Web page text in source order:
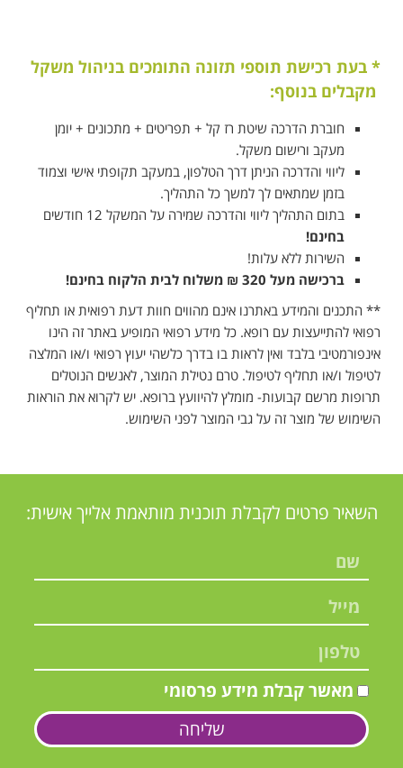
* בעת רכישת תוספי תזונה התומכים בניהול משקל
מקבלים בנוסף:
חוברת הדרכה שיטת רז קל + תפריטים + מתכונים + יומן
מעקב ורישום משקל.
ליווי והדרכה הניתן דרך הטלפון, במעקב תקופתי אישי וצמוד
בזמן שמתאים לך למשך כל התהליך.
בתום התהליך ליווי והדרכה שמירה על המשקל 12 חודשים
בחינם!
השירות ללא עלות!
ברכישה מעל 320
₪ משלוח לבית הלקוח בחינם!
** התכנים והמידע באתרנו אינם מהווים חוות דעת רפואית או תחליף
רפואי להתייעצות עם רופא. כל מידע רפואי המופיע באתר זה הינו
אינפורמטיבי בלבד ואין לראות בו בדרך כלשהי יעוץ רפואי ו/או המלצה
לטיפול ו/או תחליף לטיפול. טרם נטילת המוצר, לאנשים הנוטלים
תרופות מרשם קבועות- מומלץ להיוועץ ברופא. יש לקרוא את הוראות
השימוש של מוצר זה על גבי המוצר לפני השימוש.
השאיר פרטים לקבלת תוכנית מותאמת אלייך אישית:
מאשר קבלת מידע פרסומי
שליחה